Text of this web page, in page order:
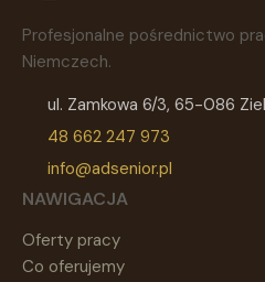
Profesjonalne pośrednictwo
Niemczech.
ul. Zamkowa 6/3, 65-086
48 662 247 973
info@adsenior.pl
NAWIGACJA
Oferty pracy
Co oferujemy